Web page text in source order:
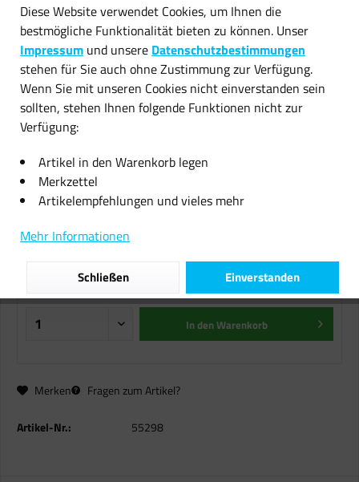
Michelin KFZ-Scheibenwischer 50
cm schlierenfrei gelenkfreies
Wischblatt
13,99 € *
Sofort versandfertig, Lieferzeit ca. 1-2 Werktage
In denWarenkorb
Merken Fragen zum Artikel?
Artikel-Nr.: 55298
Diese Website verwendet Cookies, um Ihnen die
bestmögliche Funktionalität bieten zu können. Unser
Impressum und unsere Datenschutzbestimmungen
stehen für Sie auch ohne Zustimmung zur Verfügung.
Wenn Sie mit unseren Cookies nicht einverstanden sein
sollten, stehen Ihnen folgende Funktionen nicht zur
Verfügung:
Artikel in den Warenkorb legen
Merkzettel
Artikelempfehlungen und vieles mehr
Mehr Informationen
Einverstanden
Schließen